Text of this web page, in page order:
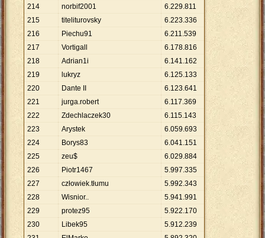
214
norbif2001 6.229.811
215
titeliturovsky 6.223.336
216
Piechu91 6.211.539
217
Vortigall 6.178.816
218
Adrian1i 6.141.162
219
lukryz 6.125.133
220
Dante II 6.123.641
221
jurga.robert 6.117.369
222
Zdechlaczek30 6.115.143
223
Arystek 6.059.693
224
Borys83 6.041.151
225
zeu$ 6.029.884
226
Piotr1467 5.997.335
227
człowiek.tłumu 5.992.343
228
Wisnior.. 5.941.991
229
protez95 5.922.170
230
Libek95 5.912.239